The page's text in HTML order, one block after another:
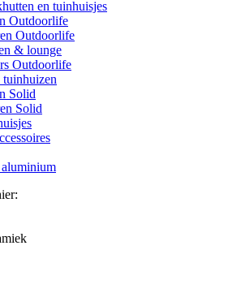
en tuinhuisjes
Outdoorlife
Outdoorlife
& lounge
Outdoorlife
Solid
Solid
aluminium